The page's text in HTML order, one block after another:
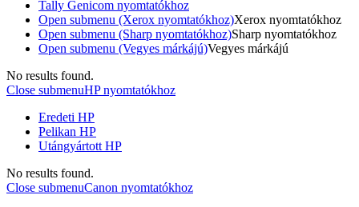
Tally Genicom nyomtatókhoz
Open submenu (Xerox nyomtatókhoz)Xerox nyomtatókhoz
Open submenu (Sharp nyomtatókhoz)Sharp nyomtatókhoz
Open submenu (Vegyes márkájú)Vegyes márkájú
No results found.
Close submenuHP nyomtatókhoz
Eredeti HP
Pelikan HP
Utángyártott HP
No results found.
Close submenuCanon nyomtatókhoz